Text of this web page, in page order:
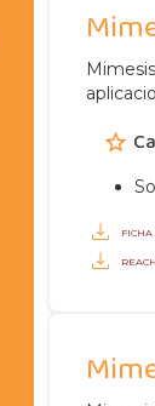
FICHA
REACH